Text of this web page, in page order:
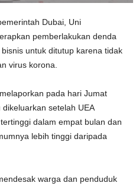
Dubai, Uni
pemberlakukan denda
untuk ditutup karena tidak
virus korona.
pada hari Jumat
setelah UEA
dalam empat bulan dan
lebih tinggi daripada
warga dan penduduk